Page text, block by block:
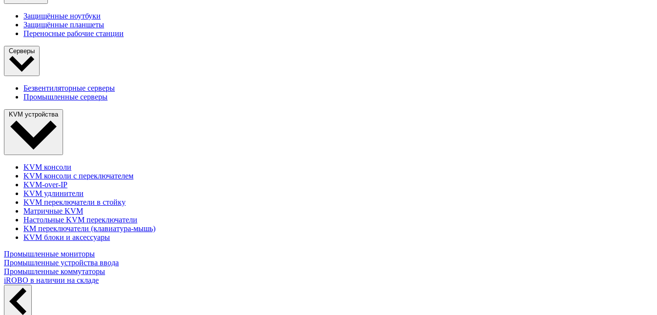
Защищённые ноутбуки
Защищённые планшеты
Переносные рабочие станции
Серверы
Безвентиляторные серверы
Промышленные серверы
KVM устройства
KVM консоли
KVM консоли с переключателем
KVM-over-IP
KVM удлинители
KVM переключатели в стойку
Матричные KVM
Настольные KVM переключатели
KM переключатели (клавиатура-мышь)
KVM блоки и аксессуары
Промышленные мониторы
Промышленные устройства ввода
Промышленные коммутаторы
iROBO в наличии на складе